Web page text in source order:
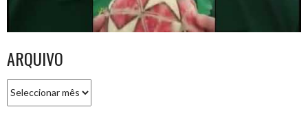
ARQUIVO